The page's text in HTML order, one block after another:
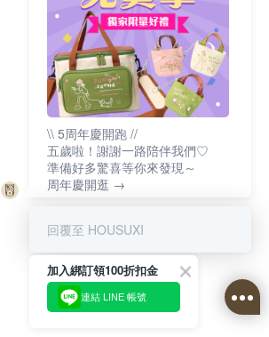
\\ 5周年慶開跑 //
五歲啦！謝謝一路陪伴我們♡
準備好多驚喜等你來發現～
周年慶開逛 →
回覆至 HOUSUXI
加入綁訂領100折扣金
連結 LINE 帳號